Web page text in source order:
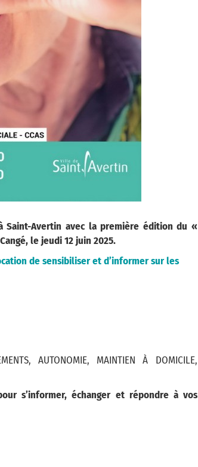
Avertin avec la première édition du «
le jeudi 12 juin 2025.
de sensibiliser et d’informer sur les
AUTONOMIE, MAINTIEN À DOMICILE,
s’informer, échanger et répondre à vos